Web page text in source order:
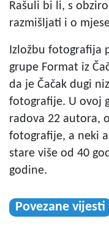
Rašuli bi li, s
razmišljati i o
Izložbu fotografija
grupe Format iz
da je Čačak dugi
fotografije. U ovoj
radova 22 autora,
fotografije, a neki
stare više od 40
godine.
Povezane vijesti